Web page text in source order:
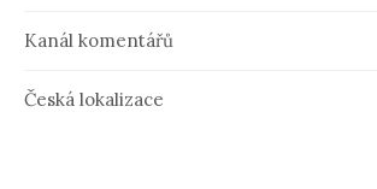
Kanál komentářů
Česká lokalizace